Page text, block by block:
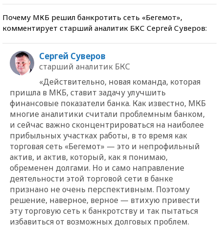
Почему МКБ решил банкротить сеть «Бегемот»,
комментирует старший аналитик БКС Сергей Суверов:
Сергей Суверов
старший аналитик БКС
«Действительно, новая команда, которая
пришла в МКБ, ставит задачу улучшить
финансовые показатели банка. Как известно, МКБ
многие аналитики считали проблемным банком,
и сейчас важно сконцентрироваться на наиболее
прибыльных участках работы, в то время как
торговая сеть «Бегемот» — это и непрофильный
актив, и актив, который, как я понимаю,
обременен долгами. Но и само направление
деятельности этой торговой сети в банке
признано не очень перспективным. Поэтому
решение, наверное, верное — втихую привести
эту торговую сеть к банкротству и так пытаться
избавиться от возможных долговых проблем.